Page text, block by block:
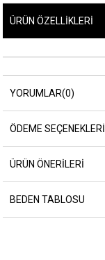
ÜRÜN ÖZELLIKLERI
YORUMLAR(0)
ÖDEME SEÇENEKLERI
ÜRÜN ÖNERILERI
BEDEN TABLOSU